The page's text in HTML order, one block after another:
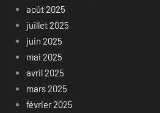
août 2025
juillet 2025
juin 2025
mai 2025
avril 2025
mars 2025
février 2025